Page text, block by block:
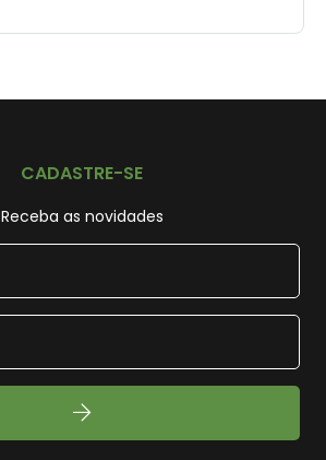
CADASTRE-SE
Receba as novidades